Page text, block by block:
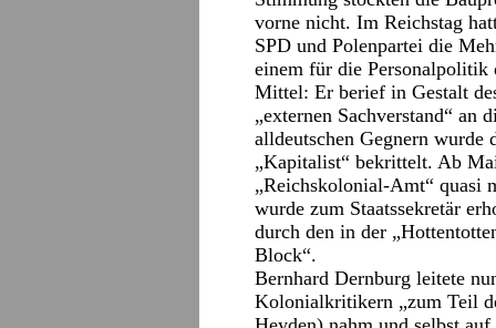
vorne nicht. Im Reichstag
SPD und Polenpartei die
einem für die Personalpolitik
Mittel: Er berief in Gestalt
„externen Sachverstand“ an
alldeutschen Gegnern wurde
„Kapitalist“ bekrittelt. Ab
„Reichskolonial-Amt“ quasi
wurde zum Staatssekretär
durch den in der
Block“.
Bernhard Dernburg leitete
Kolonialkritikern „zum Teil